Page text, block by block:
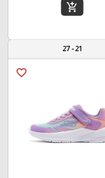
add_shopping_cart
21 - 27
favorite_border